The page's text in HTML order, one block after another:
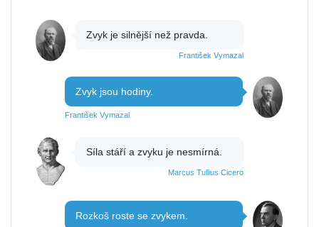
Zvyk je silnější než pravda.
František Vymazal
Zvyk jsou hodiny.
František Vymazal
Síla stáří a zvyku je nesmírná.
Marcus Tullius Cicero
Rozkoš roste se zvykem.